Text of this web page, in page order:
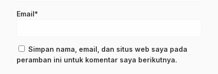
Email*
Simpan nama, email, dan situs web saya pada
peramban ini untuk komentar saya berikutnya.